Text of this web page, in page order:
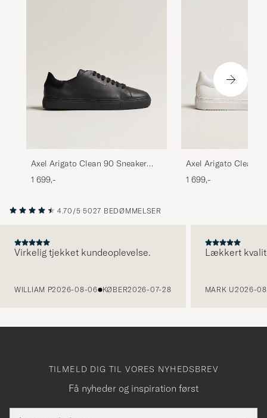
Axel Arigato Clean 90 Sneaker
Black/Black
1 699,-
Axel Arigato Clean
White
1 699,-
4.70/5 5027 BEDØMMELSER
Virkelig tjekket kundeoplevelse.
WILLIAM P2026-08-06 KØBER2026-07-28
Lækkert
MARK U2026-
TILMELD DIG TIL VORES NYHEDSBREV
Få nyheder og inspiration først